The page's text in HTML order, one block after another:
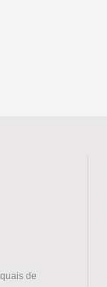
de